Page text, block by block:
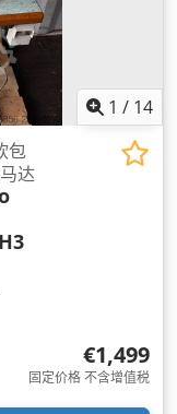
1 / 14
包
达
€1,499
固定价格 不含增值税